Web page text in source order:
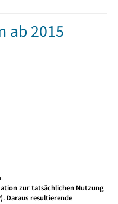
ab 2015
zur tatsächlichen Nutzung
Daraus resultierende